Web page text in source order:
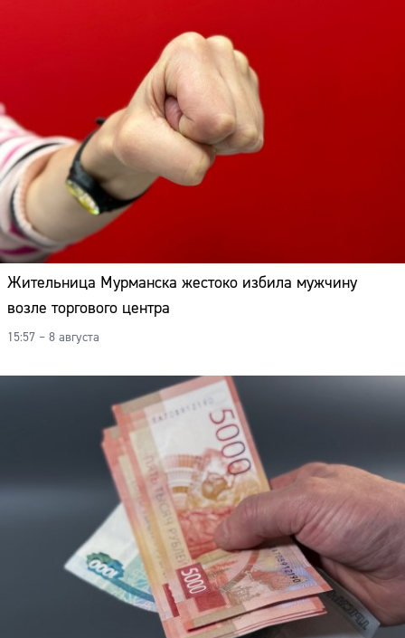
Жительница Мурманска жестоко избила мужчину
возле торгового центра
15:57 – 8 августа